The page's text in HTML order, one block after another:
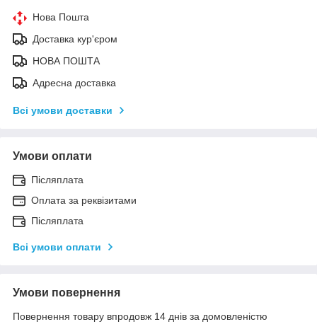
Нова Пошта
Доставка кур'єром
НОВА ПОШТА
Адресна доставка
Всі умови доставки
Умови оплати
Післяплата
Оплата за реквізитами
Післяплата
Всі умови оплати
Умови повернення
Повернення товару впродовж 14 днів за домовленістю